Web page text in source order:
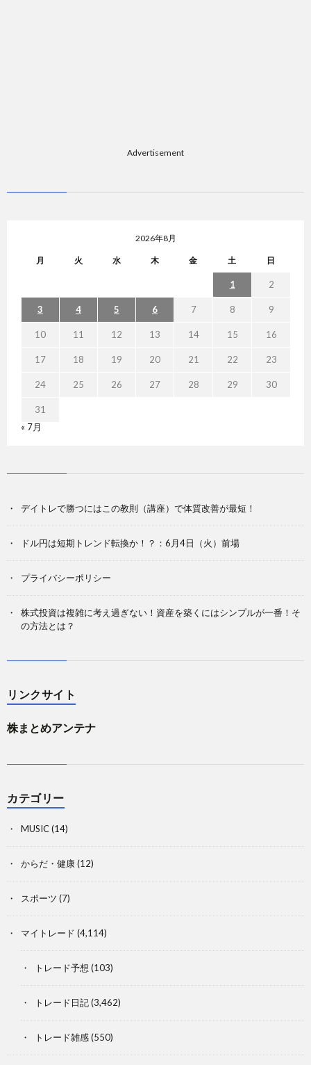
Advertisement
2026年8月
月 火 水 木 金 土 日
1 2
3 4 5 6 7 8 9
10 11 12 13 14 15 16
17 18 19 20 21 22 23
24 25 26 27 28 29 30
31
« 7月
デイトレで勝つにはこの教則（講座）で体質改善が最短！
ドル円は短期トレンド転換か！？：6月4日（火）前場
プライバシーポリシー
株式投資は複雑に考え過ぎない！資産を築くにはシンプルが一番！そ
の方法とは？
リンクサイト
株まとめアンテナ
カテゴリー
MUSIC(14)
からだ・健康(12)
スポーツ (7)
マイトレード (4,114)
トレード予想 (103)
トレード日記(3,462)
トレード雑感(550)